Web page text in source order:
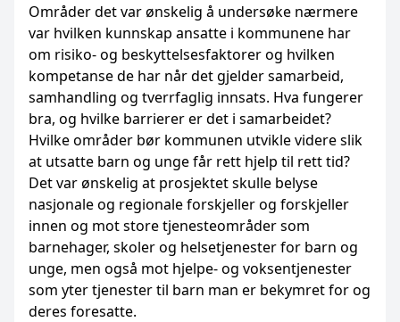
Områder det var ønskelig å undersøke nærmere
var hvilken kunnskap ansatte i kommunene har
om risiko- og beskyttelsesfaktorer og hvilken
kompetanse de har når det gjelder samarbeid,
samhandling og tverrfaglig innsats. Hva fungerer
bra, og hvilke barrierer er det i samarbeidet?
Hvilke områder bør kommunen utvikle videre slik
at utsatte barn og unge får rett hjelp til rett tid?
Det var ønskelig at prosjektet skulle belyse
nasjonale og regionale forskjeller og forskjeller
innen og mot store tjenesteområder som
barnehager, skoler og helsetjenester for barn og
unge, men også mot hjelpe- og voksentjenester
som yter tjenester til barn man er bekymret for og
deres foresatte.